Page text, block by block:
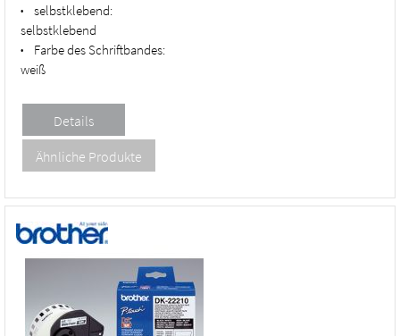
•
selbstklebend:
selbstklebend
•
Farbe des Schriftbandes:
weiß